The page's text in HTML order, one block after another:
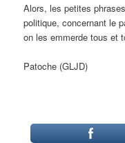
Alors, les petites
politique, concernant le
on les emmerde tous et
Patoche (GLJD)